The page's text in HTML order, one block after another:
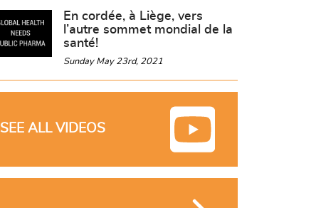
En cordée, à Liège, vers
l’autre sommet mondial de la
santé!
Sunday May 23rd, 2021
SEE ALL VIDEOS